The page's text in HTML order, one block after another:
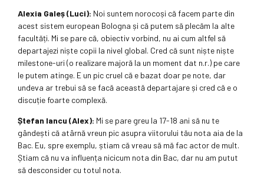
Alexia Galeș (Luci): Noi suntem norocoși că facem parte din
acest sistem european Bologna și că putem să plecăm la alte
facultăți. Mi se pare că, obiectiv vorbind, nu ai cum altfel să
departajezi niște copii la nivel global. Cred că sunt niște niște
milestone-uri (o realizare majoră la un moment dat n.r.) pe care
le putem atinge. E un pic cruel că e bazat doar pe note, dar
undeva ar trebui să se facă această departajare și cred că e o
discuție foarte complexă.
Ștefan Iancu (Alex): Mi se pare greu la 17-18 ani să nu te
gândești că atârnă vreun pic asupra viitorului tău nota aia de la
Bac. Eu, spre exemplu, știam că vreau să mă fac actor de mult.
Știam că nu va influența nicicum nota din Bac, dar nu am putut
să desconsider cu totul nota.